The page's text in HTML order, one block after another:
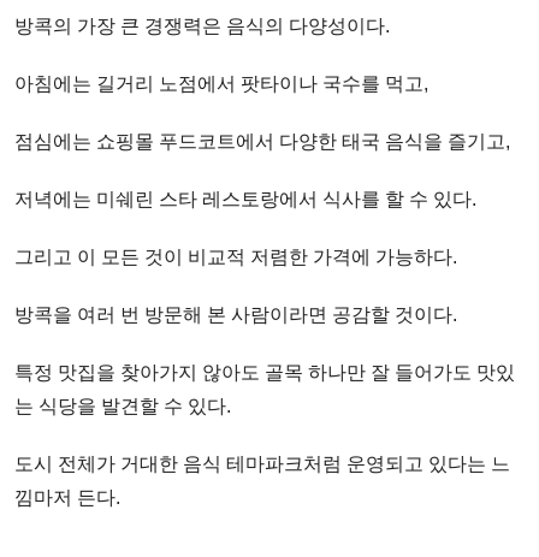
방콕의 가장 큰 경쟁력은 음식의 다양성이다.
아침에는 길거리 노점에서 팟타이나 국수를 먹고,
점심에는 쇼핑몰 푸드코트에서 다양한 태국 음식을 즐기고,
저녁에는 미쉐린 스타 레스토랑에서 식사를 할 수 있다.
그리고 이 모든 것이 비교적 저렴한 가격에 가능하다.
방콕을 여러 번 방문해 본 사람이라면 공감할 것이다.
특정 맛집을 찾아가지 않아도 골목 하나만 잘 들어가도 맛있
는 식당을 발견할 수 있다.
도시 전체가 거대한 음식 테마파크처럼 운영되고 있다는 느
낌마저 든다.